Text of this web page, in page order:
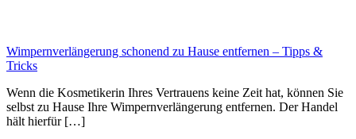
Wimpernverlängerung schonend zu Hause entfernen – Tipps &
Tricks
Wenn die Kosmetikerin Ihres Vertrauens keine Zeit hat, können Sie
selbst zu Hause Ihre Wimpernverlängerung entfernen. Der Handel
hält hierfür […]